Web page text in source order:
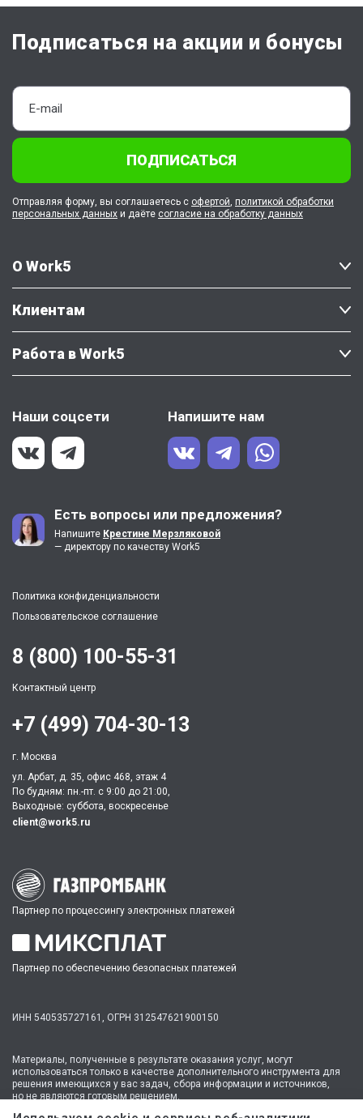
О Work5
Клиентам
Работа в Work5
Наши соцсети Напишите нам
Есть вопросы или предложения?
Напишите Крестине Мерзляковой
— директору по качеству Work5
Политика конфиденциальности
Пользовательское соглашение
Подписаться на акции и бонусы
ПОДПИСАТЬСЯ
Отправляя форму, вы соглашаетесь с офертой, политикой обработки
персональных данных и даёте согласие на обработку данных
Партнер по процессингу электронных платежей
Партнер по обеспечению безопасных платежей
ИНН 540535727161, ОГРН 312547621900150
8 (800) 100-55-31
Контактный центр
+7 (499) 704-30-13
г. Москва
ул. Арбат, д. 35, офис 468, этаж 4
По будням: пн.-пт. c 9:00 до 21:00,
Выходные: суббота, воскресенье
client@work5.ru
Материалы, полученные в результате оказания услуг, могут
использоваться только в качестве дополнительного инструмента для
решения имеющихся у вас задач, сбора информации и источников,
но не являются готовым решением.
* №1 на рынке консультационных услуг для студентов по количеству